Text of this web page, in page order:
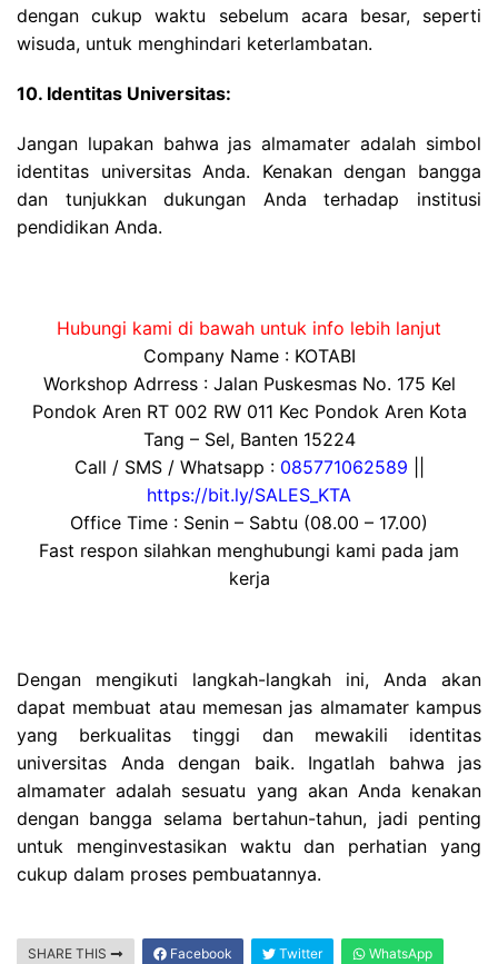
dengan cukup waktu sebelum acara besar, seperti
wisuda, untuk menghindari keterlambatan.
10. Identitas Universitas:
Jangan lupakan bahwa jas almamater adalah simbol
identitas universitas Anda. Kenakan dengan bangga
dan tunjukkan dukungan Anda terhadap institusi
pendidikan Anda.
Hubungi kami di bawah untuk info lebih lanjut
Company Name : KOTABI
Workshop Adrress : Jalan Puskesmas No. 175 Kel
Pondok Aren RT 002 RW 011 Kec Pondok Aren Kota
Tang – Sel, Banten 15224
Call / SMS / Whatsapp : 085771062589
https://bit.ly/SALES_KTA
Office Time : Senin – Sabtu (08.00 – 17.00)
Fast respon silahkan menghubungi kami pada jam
kerja
Dengan mengikuti langkah-langkah ini, Anda akan
dapat membuat atau memesan jas almamater kampus
yang berkualitas tinggi dan mewakili identitas
universitas Anda dengan baik. Ingatlah bahwa jas
almamater adalah sesuatu yang akan Anda kenakan
dengan bangga selama bertahun-tahun, jadi penting
untuk menginvestasikan waktu dan perhatian yang
cukup dalam proses pembuatannya.
SHARE THIS Facebook Twitter WhatsApp